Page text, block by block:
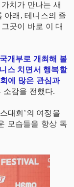
치가 만나는 새
아래, 테니스의 즐
곳이 바로 이 대
개부로 개최해 볼
스 치면서 행복할
에 많은 관심과
소감을 전했다.
대회’의 여정을
모습들을 항상 독